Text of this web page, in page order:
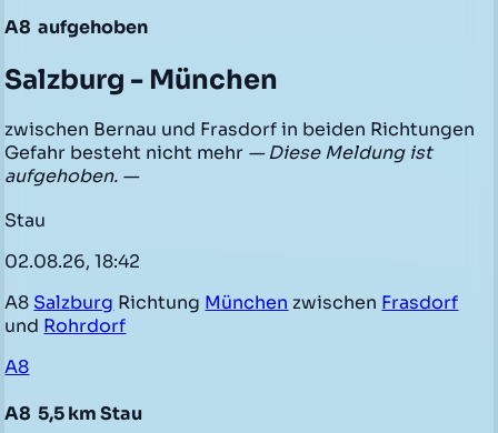
A8 aufgehoben
Salzburg - München
zwischen Bernau und Frasdorf in beiden Richtungen
Gefahr besteht nicht mehr — Diese Meldung ist
aufgehoben. —
Stau
02.08.26, 18:42
A8 Salzburg Richtung München zwischen Frasdorf
und Rohrdorf
A8
A8 5,5 km Stau